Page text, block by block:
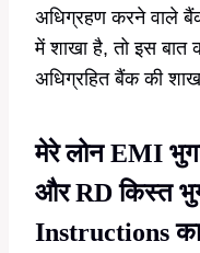
अधिग्रहण करने वाले
में शाखा है, तो इस बात
अधिग्रहित बैंक की
मेरे लोन EMI
और RD किस्त
Instructions का